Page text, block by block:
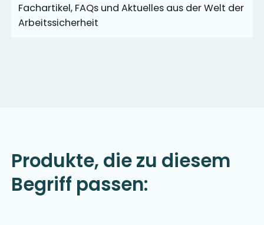
Fachartikel, FAQs und Aktuelles aus der Welt der
Arbeitssicherheit
Produkte, die zu diesem
Begriff passen: